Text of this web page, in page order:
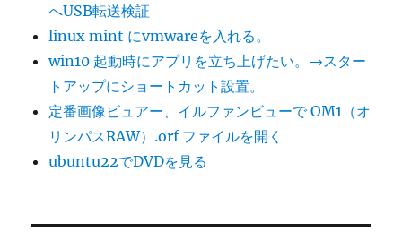
へUSB転送検証
linux mint にvmwareを入れる。
win10 起動時にアプリを立ち上げたい。→スター
トアップにショートカット設置。
定番画像ビュアー、イルファンビューで OM1（オ
リンパスRAW）.orf ファイルを開く
ubuntu22でDVDを見る